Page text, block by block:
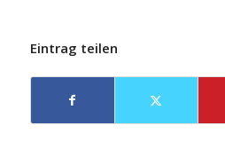
Eintrag teilen